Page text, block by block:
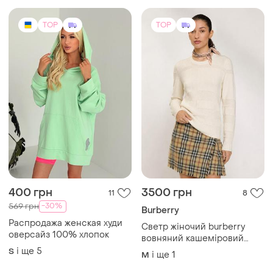
TOP
400 грн 11
569 грн -30%
Распродажа женская худи
оверсайз 100% хлопок
S і ще 5
TOP
3500 грн 8
Burberry
Светр жіночий burberry
вовняний кашеміровий
білий унісекс чоловічий
джемпер вовна кашемір m l
M і ще 1